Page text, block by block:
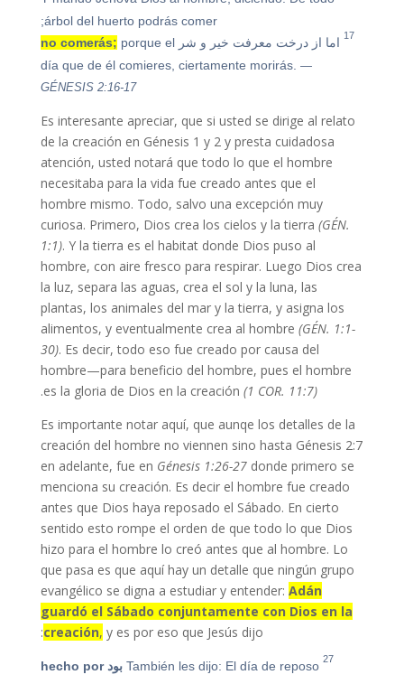
árbol del huerto podrás comer;
17 اما از درخت معرفت خیر و شر no comerás; porque el
día que de él comieres, ciertamente morirás. —
GÉNESIS 2:16-17
Es interesante apreciar, que si usted se dirige al relato
de la creación en Génesis 1 y 2 y presta cuidadosa
atención, usted notará que todo lo que el hombre
necesitaba para la vida fue creado antes que el
hombre mismo. Todo, salvo una excepción muy
curiosa. Primero, Dios crea los cielos y la tierra (GÉN.
1:1). Y la tierra es el habitat donde Dios puso al
hombre, con aire fresco para respirar. Luego Dios crea
la luz, separa las aguas, crea el sol y la luna, las
plantas, los animales del mar y la tierra, y asigna los
alimentos, y eventualmente crea al hombre (GÉN. 1:1-
30). Es decir, todo eso fue creado por causa del
hombre—para beneficio del hombre, pues el hombre
es la gloria de Dios en la creación (1 COR. 11:7)
.
Es importante notar aquí, que aunqe los detalles de la
creación del hombre no viennen sino hasta Génesis 2:7
en adelante, fue en Génesis 1:26-27 donde primero se
menciona su creación. Es decir el hombre fue creado
antes que Dios haya reposado el Sábado. En cierto
sentido esto rompe el orden de que todo lo que Dios
hizo para el hombre lo creó antes que al hombre. Lo
que pasa es que aquí hay un detalle que ningún grupo
evangélico se digna a estudiar y entender: Adán
guardó el Sábado conjuntamente con Dios en la
creación, y es por eso que Jesús dijo:
27
También les dijo: El día de reposo بود hecho por